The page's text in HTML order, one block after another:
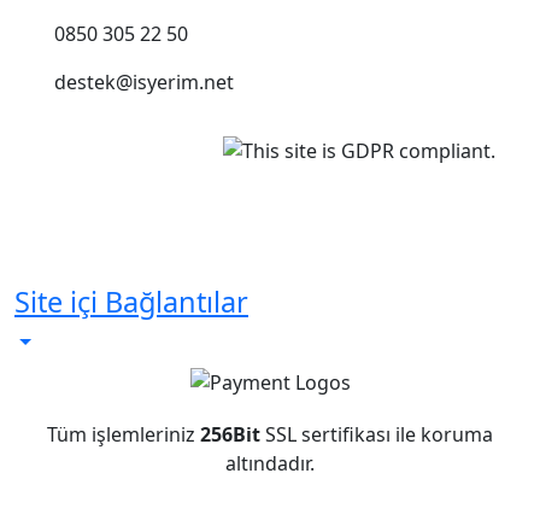
0850 305 22 50
destek@isyerim.net
Site içi Bağlantılar
Tüm işlemleriniz 256BitSSL sertifikası ile koruma
altındadır.